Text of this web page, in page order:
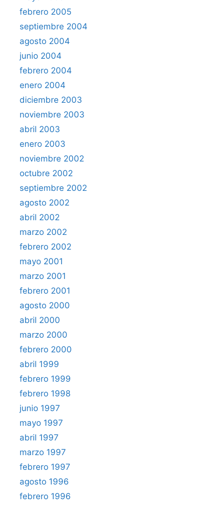
febrero 2005
septiembre 2004
agosto 2004
junio 2004
febrero 2004
enero 2004
diciembre 2003
noviembre 2003
abril 2003
enero 2003
noviembre 2002
octubre 2002
septiembre 2002
agosto 2002
abril 2002
marzo 2002
febrero 2002
mayo 2001
marzo 2001
febrero 2001
agosto 2000
abril 2000
marzo 2000
febrero 2000
abril 1999
febrero 1999
febrero 1998
junio 1997
mayo 1997
abril 1997
marzo 1997
febrero 1997
agosto 1996
febrero 1996